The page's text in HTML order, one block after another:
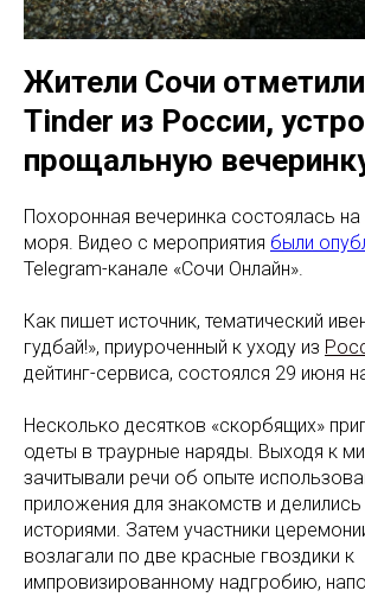
Жители Сочи
Tinder из России,
прощальную
Похоронная вечеринка состоялась
моря. Видео с мероприятия были
Telegram-канале «Сочи Онлайн».
Как пишет источник, тематический
гудбай!», приуроченный к уходу из
дейтинг-сервиса, состоялся 29 июня
Несколько десятков «скорбящих»
одеты в траурные наряды. Выходя к
зачитывали речи об опыте
приложения для знакомств и
историями. Затем участники
возлагали по две красные гвоздики к
импровизированному надгробию,